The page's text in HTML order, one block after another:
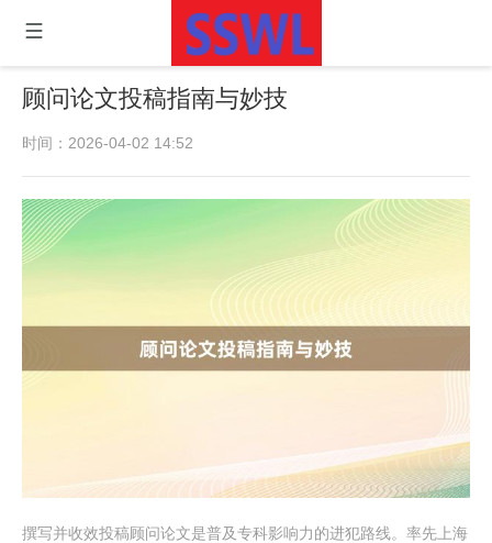
顾问论文投稿指南与妙技
时间：2026-04-02 14:52
撰写并收效投稿顾问论文是普及专科影响力的进犯路线。率先上海